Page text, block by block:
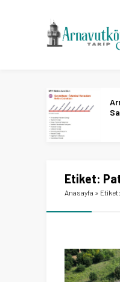
Etiket:
Anasayfa »